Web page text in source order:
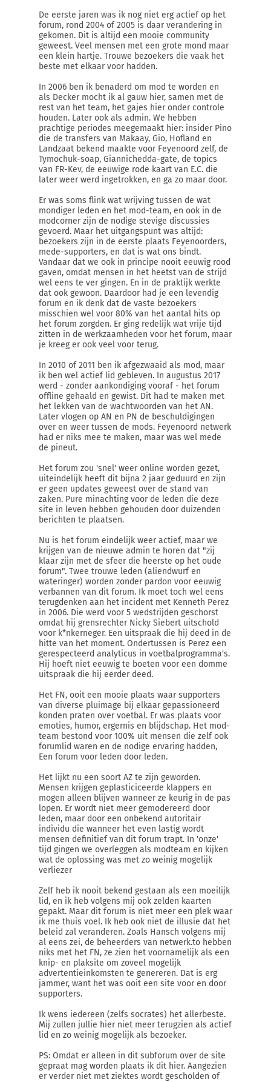
De eerste jaren was ik nog niet erg actief op het
forum, rond 2004 of 2005 is daar verandering in
gekomen. Dit is altijd een mooie community
geweest. Veel mensen met een grote mond maar
een klein hartje. Trouwe bezoekers die vaak het
beste met elkaar voor hadden.
In 2006 ben ik benaderd om mod te worden en
als Decker mocht ik al gauw hier, samen met de
rest van het team, het gajes hier onder controle
houden. Later ook als admin. We hebben
prachtige periodes meegemaakt hier: insider Pino
die de transfers van Makaay, Gio, Hofland en
Landzaat bekend maakte voor Feyenoord zelf, de
Tymochuk-soap, Giannichedda-gate, de topics
van FR-Kev, de eeuwige rode kaart van E.C. die
later weer werd ingetrokken, en ga zo maar door.
Er was soms flink wat wrijving tussen de wat
mondiger leden en het mod-team, en ook in de
modcorner zijn de nodige stevige discussies
gevoerd. Maar het uitgangspunt was altijd:
bezoekers zijn in de eerste plaats Feyenoorders,
mede-supporters, en dat is wat ons bindt.
Vandaar dat we ook in principe nooit eeuwig rood
gaven, omdat mensen in het heetst van de strijd
wel eens te ver gingen. En in de praktijk werkte
dat ook gewoon. Daardoor had je een levendig
forum en ik denk dat de vaste bezoekers
misschien wel voor 80% van het aantal hits op
het forum zorgden. Er ging redelijk wat vrije tijd
zitten in de werkzaamheden voor het forum, maar
je kreeg er ook veel voor terug.
In 2010 of 2011 ben ik afgezwaaid als mod, maar
ik ben wel actief lid gebleven. In augustus 2017
werd - zonder aankondiging vooraf - het forum
offline gehaald en gewist. Dit had te maken met
het lekken van de wachtwoorden van het AN.
Later vlogen op AN en PN de beschuldigingen
over en weer tussen de mods. Feyenoord netwerk
had er niks mee te maken, maar was wel mede
de pineut.
Het forum zou 'snel' weer online worden gezet,
uiteindelijk heeft dit bijna 2 jaar geduurd en zijn
er geen updates geweest over de stand van
zaken. Pure minachting voor de leden die deze
site in leven hebben gehouden door duizenden
berichten te plaatsen.
Nu is het forum eindelijk weer actief, maar we
krijgen van de nieuwe admin te horen dat "zij
klaar zijn met de sfeer die heerste op het oude
forum". Twee trouwe leden (aliendwurf en
wateringer) worden zonder pardon voor eeuwig
verbannen van dit forum. Ik moet toch wel eens
terugdenken aan het incident met Kenneth Perez
in 2006. Die werd voor 5 wedstrijden geschorst
omdat hij grensrechter Nicky Siebert uitschold
voor k*nkerneger. Een uitspraak die hij deed in de
hitte van het moment. Ondertussen is Perez een
gerespecteerd analyticus in voetbalprogramma's.
Hij hoeft niet eeuwig te boeten voor een domme
uitspraak die hij eerder deed.
Het FN, ooit een mooie plaats waar supporters
van diverse pluimage bij elkaar gepassioneerd
konden praten over voetbal. Er was plaats voor
emoties, humor, ergernis en blijdschap. Het mod-
team bestond voor 100% uit mensen die zelf ook
forumlid waren en de nodige ervaring hadden,
Een forum voor leden door leden.
Het lijkt nu een soort AZ te zijn geworden.
Mensen krijgen geplasticiceerde klappers en
mogen alleen blijven wanneer ze keurig in de pas
lopen. Er wordt niet meer gemodereerd door
leden, maar door een onbekend autoritair
individu die wanneer het even lastig wordt
mensen definitief van dit forum trapt. In 'onze'
tijd gingen we overleggen als modteam en kijken
wat de oplossing was met zo weinig mogelijk
verliezer
Zelf heb ik nooit bekend gestaan als een moeilijk
lid, en ik heb volgens mij ook zelden kaarten
gepakt. Maar dit forum is niet meer een plek waar
ik me thuis voel. Ik heb ook niet de illusie dat het
beleid zal veranderen. Zoals Hansch volgens mij
al eens zei, de beheerders van netwerk.to hebben
niks met het FN, ze zien het voornamelijk als een
knip- en plaksite om zoveel mogelijk
advertentieinkomsten te genereren. Dat is erg
jammer, want het was ooit een site voor en door
supporters.
Ik wens iedereen (zelfs socrates) het allerbeste.
Mij zullen jullie hier niet meer terugzien als actief
lid en zo weinig mogelijk als bezoeker.
PS: Omdat er alleen in dit subforum over de site
gepraat mag worden plaats ik dit hier. Aangezien
er verder niet met ziektes wordt gescholden of